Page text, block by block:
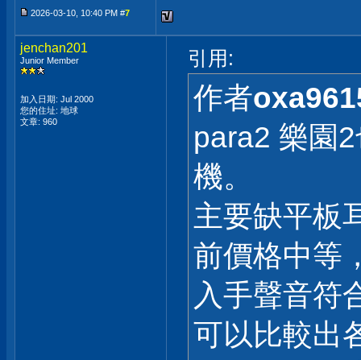
2026-03-10, 10:40 PM #7
jenchan201
Junior Member
加入日期: Jul 2000
您的住址: 地球
文章: 960
引用:
作者
para2 樂園
機。
主要缺平板
前價格中等
入手聲音符
可以比較出